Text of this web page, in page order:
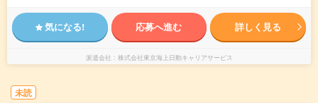
気になる! 応募へ進む 詳しく見る
派遣会社 株式会社東京海上日動キャリアサービス
未読